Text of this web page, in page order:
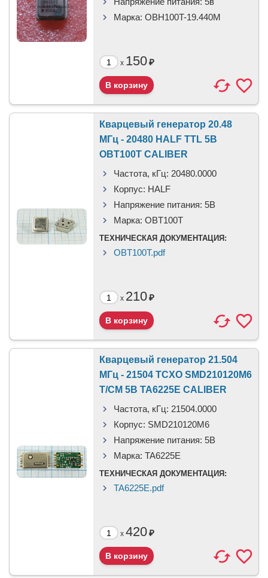
Марка: OBH100T-19.440M
x 150₽
Кварцевый генератор 20.48
МГц - 20480 HALF TTL 5В
OBT100T CALIBER
Частота, кГц: 20480.0000
Корпус: HALF
Напряжение питания: 5В
Марка: OBT100T
ТЕХНИЧЕСКАЯ ДОКУМЕНТАЦИЯ:
OBT100T.pdf
x 210₽
Кварцевый генератор 21.504
МГц - 21504 TCXO SMD210120M6
T/CM 5В TA6225E CALIBER
Частота, кГц: 21504.0000
Корпус: SMD210120M6
Напряжение питания: 5В
Марка: TA6225E
ТЕХНИЧЕСКАЯ ДОКУМЕНТАЦИЯ:
TA6225E.pdf
x 420₽